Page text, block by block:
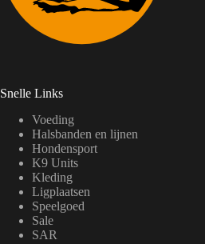
Snelle Links
Voeding
Halsbanden en lijnen
Hondensport
K9 Units
Kleding
Ligplaatsen
Speelgoed
Sale
SAR